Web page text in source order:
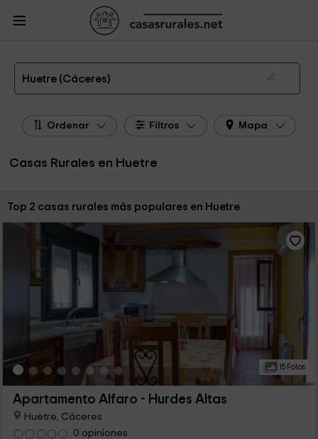
Casas Rurales
Rurales Cáceres
Casas Rurales Huetre
Las 2 mejores casas rurales en Huetre de 2026
Huetre (Cáceres)
Ordenar Filtros Mapa
Casas Rurales en Huetre
Ordenar por:
Top 2 casas rurales más populares en Huetre
15 Fotos
Apartamento Alfaro - Hurdes Altas
Huetre, Cáceres
0 opiniones